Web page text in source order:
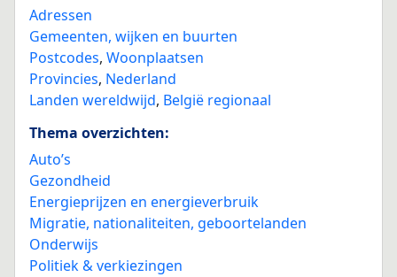
Adressen
Gemeenten, wijken en buurten
Postcodes, Woonplaatsen
Provincies, Nederland
Landen wereldwijd, België regionaal
Thema overzichten:
Auto’s
Gezondheid
Energieprijzen en energieverbruik
Migratie, nationaliteiten, geboortelanden
Onderwijs
Politiek & verkiezingen